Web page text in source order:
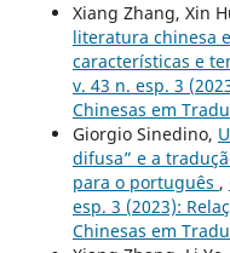
Xiang Zhang, Xin
literatura chinesa
características e
v. 43 n. esp. 3
Chinesas em
Giorgio Sinedino,
difusa” e a
para o português ,
esp. 3 (2023):
Chinesas em